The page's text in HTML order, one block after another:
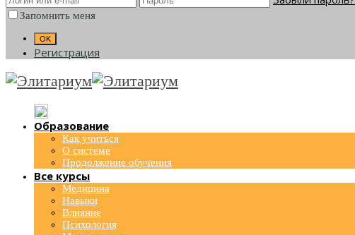
Запомнить меня
Регистрация
Образование
Как учиться
О системе
Продолжение обучения
Все курсы
Медицина
Навыки
Влияние
Психология